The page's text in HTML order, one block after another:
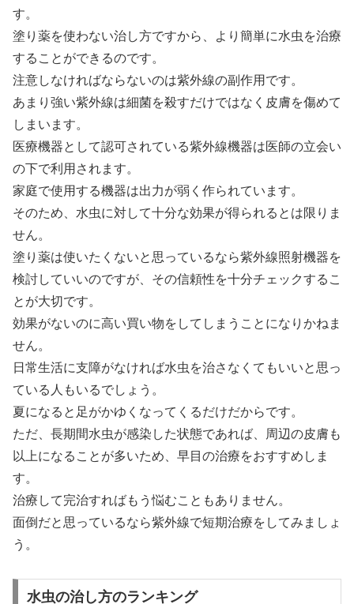
す。
塗り薬を使わない治し方ですから、より簡単に水虫を治療
することができるのです。
注意しなければならないのは紫外線の副作用です。
あまり強い紫外線は細菌を殺すだけではなく皮膚を傷めて
しまいます。
医療機器として認可されている紫外線機器は医師の立会い
の下で利用されます。
家庭で使用する機器は出力が弱く作られています。
そのため、水虫に対して十分な効果が得られるとは限りま
せん。
塗り薬は使いたくないと思っているなら紫外線照射機器を
検討していいのですが、その信頼性を十分チェックするこ
とが大切です。
効果がないのに高い買い物をしてしまうことになりかねま
せん。
日常生活に支障がなければ水虫を治さなくてもいいと思っ
ている人もいるでしょう。
夏になると足がかゆくなってくるだけだからです。
ただ、長期間水虫が感染した状態であれば、周辺の皮膚も
以上になることが多いため、早目の治療をおすすめしま
す。
治療して完治すればもう悩むこともありません。
面倒だと思っているなら紫外線で短期治療をしてみましょ
う。
水虫の治し方のランキング